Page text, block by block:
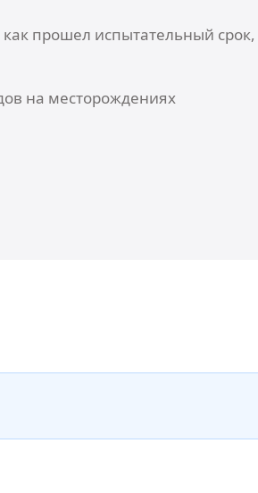
прошел испытательный срок,
на месторождениях